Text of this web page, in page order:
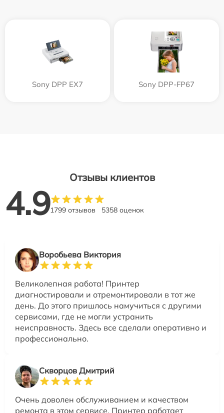
Sony DPP EX7 Sony DPP-FP67
Отзывы клиентов
4.91799 отзывов 5358 оценок
Воробьева Виктория
Великолепная работа! Принтер
диагностировали и отремонтировали в тот же
день. До этого пришлось намучиться с другими
сервисами, где не могли устранить
неисправность. Здесь все сделали оперативно и
профессионально.
Скворцов Дмитрий
Очень доволен обслуживанием и качеством
ремонта в этом сервисе. Принтер работает